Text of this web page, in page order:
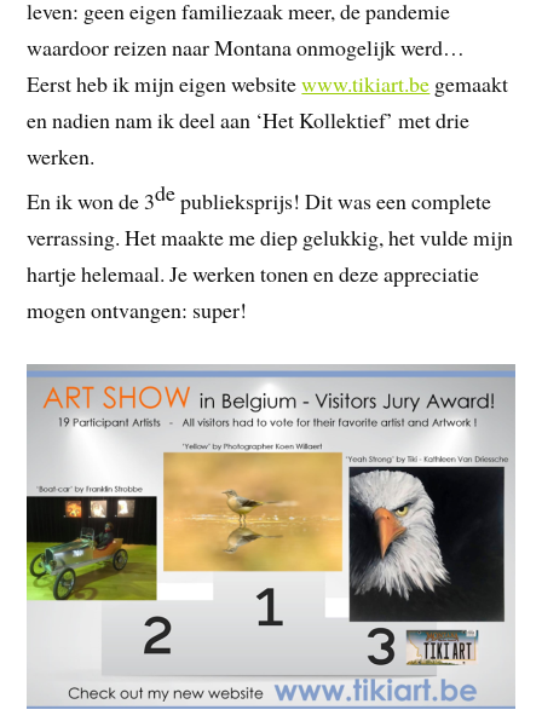
leven: geen eigen familiezaak meer, de pandemie
waardoor reizen naar Montana onmogelijk werd…
Eerst heb ik mijn eigen websitewww.tikiart.be gemaakt
en nadien nam ik deel aan ‘Het Kollektief’ met drie
werken.
En ik won de 3depublieksprijs! Dit was een complete
verrassing. Het maakte me diep gelukkig, het vulde mijn
hartje helemaal. Je werken tonen en deze appreciatie
mogen ontvangen: super!